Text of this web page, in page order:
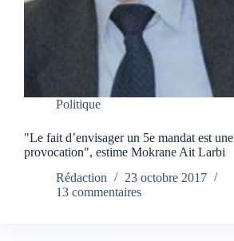
Politique
"Le fait d’envisager un 5e mandat est une
provocation", estime Mokrane Ait Larbi
Rédaction
23 octobre 2017
13 commentaires